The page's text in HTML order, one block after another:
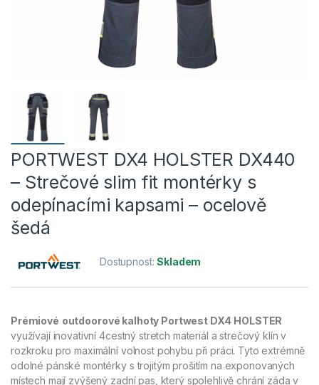
PORTWEST DX4 HOLSTER DX440
– Strečové slim fit montérky s
odepínacími kapsami – ocelově
šedá
Dostupnost:Skladem
Prémiové outdoorové kalhoty Portwest DX4 HOLSTER
využívají inovativní 4cestný stretch materiál a strečový klín v
rozkroku pro maximální volnost pohybu při práci. Tyto extrémně
odolné pánské montérky s trojitým prošitím na exponovaných
místech mají zvýšený zadní pas, který spolehlivě chrání záda v